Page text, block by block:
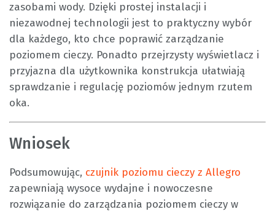
zasobami wody. Dzięki prostej instalacji i
niezawodnej technologii jest to praktyczny wybór
dla każdego, kto chce poprawić zarządzanie
poziomem cieczy. Ponadto przejrzysty wyświetlacz i
przyjazna dla użytkownika konstrukcja ułatwiają
sprawdzanie i regulację poziomów jednym rzutem
oka.
Wniosek
Podsumowując, czujnik poziomu cieczy z Allegro
zapewniają wysoce wydajne i nowoczesne
rozwiązanie do zarządzania poziomem cieczy w